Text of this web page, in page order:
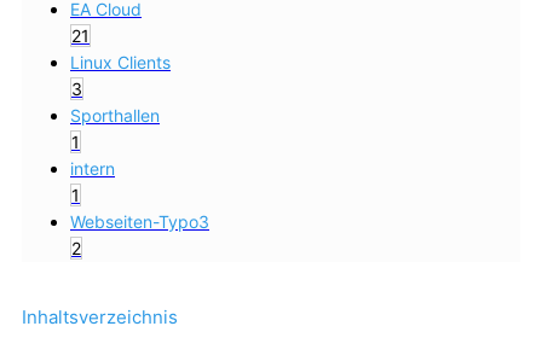
Inhaltsverzeichnis
EA Cloud
21
Linux Clients
3
Sporthallen
1
intern
1
Webseiten-Typo3
2